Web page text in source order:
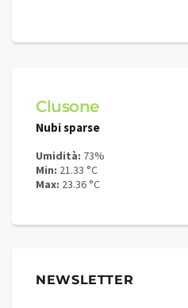
Clusone
Nubi sparse
Umidità: 73%
Min: 21.33 °C
Max: 23.36 °C
NEWSLETTER